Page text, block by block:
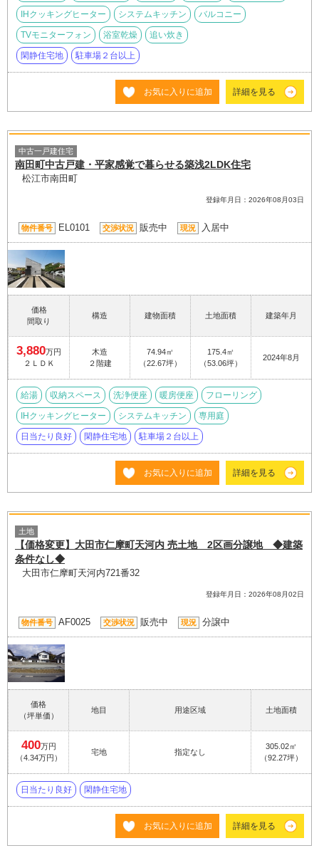
IHクッキングヒーター システムキッチン バルコニー
TVモニターフォン 浴室乾燥 追い炊き
閑静住宅地 駐車場２台以上
お気に入りに追加 詳細を見る
中古一戸建住宅
南田町中古戸建・平家感覚で暮らせる築浅2LDK住宅
松江市南田町
登録年月日：2026年08月03日
物件番号 EL0101 交渉状況 販売中 現況 入居中
価格
間取り
構造 建物面積 土地面積 建築年月
3,880万円
２ＬＤＫ
木造
２階建
74.94㎡
（22.67坪）
175.4㎡
（53.06坪）
2024年8月
給湯 収納スペース 洗浄便座 暖房便座 フローリング
IHクッキングヒーター システムキッチン 専用庭
日当たり良好 閑静住宅地 駐車場２台以上
お気に入りに追加 詳細を見る
土地
【価格変更】大田市仁摩町天河内 売土地 2区画分譲地 ◆建築
条件なし◆
大田市仁摩町天河内721番32
登録年月日：2026年08月02日
物件番号 AF0025 交渉状況 販売中 現況 分譲中
価格
（坪単価）
地目 用途区域 土地面積
400万円
（4.34万円）
宅地 指定なし
305.02㎡
（92.27坪）
日当たり良好 閑静住宅地
お気に入りに追加 詳細を見る